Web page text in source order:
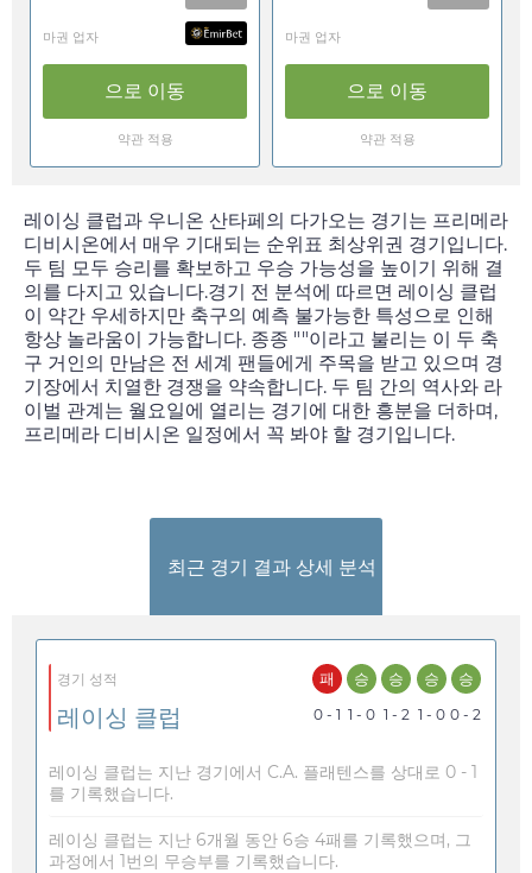
마권 업자
으로 이동
약관 적용
마권 업자
으로 이동
약관 적용
레이싱 클럽과 우니온 산타페의 다가오는 경기는 프리메라
디비시온에서 매우 기대되는 순위표 최상위권 경기입니다.
두 팀 모두 승리를 확보하고 우승 가능성을 높이기 위해 결
의를 다지고 있습니다.경기 전 분석에 따르면 레이싱 클럽
이 약간 우세하지만 축구의 예측 불가능한 특성으로 인해
항상 놀라움이 가능합니다. 종종 ""이라고 불리는 이 두 축
구 거인의 만남은 전 세계 팬들에게 주목을 받고 있으며 경
기장에서 치열한 경쟁을 약속합니다. 두 팀 간의 역사와 라
이벌 관계는 월요일에 열리는 경기에 대한 흥분을 더하며,
프리메라 디비시온 일정에서 꼭 봐야 할 경기입니다.
최근 경기 결과 상세 분석
경기 성적
레이싱 클럽
패
0 - 1
승
1 - 0
승
1 - 2
승
1 - 0
승
0 - 2
레이싱 클럽는 지난 경기에서 C.A. 플래텐스를 상대로 0 - 1
를 기록했습니다.
레이싱 클럽는 지난 6개월 동안 6승 4패를 기록했으며, 그
과정에서 1번의 무승부를 기록했습니다.